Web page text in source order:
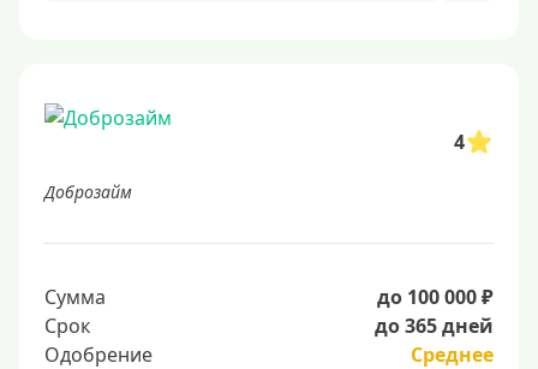
4
Доброзайм
Сумма
до 100 000 ₽
Срок
до 365 дней
Одобрение
Среднее